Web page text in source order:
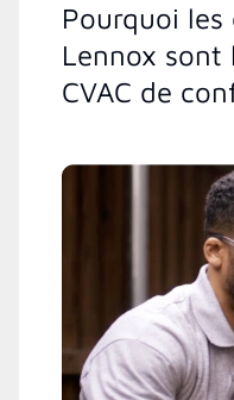
Pourquoi les
Lennox sont
CVAC de